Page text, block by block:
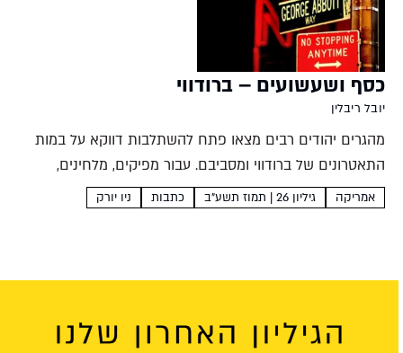
כסף ושעשועים – ברודווי
יובל ריבלין
מהגרים יהודים רבים מצאו פתח להשתלבות דווקא על במות
התאטרונים של ברודווי ומסביבם. עבור מפיקים, מלחינים,
כותבים ואמנים קרשי הבמה היו קרשי קפיצה להתקבלות
אמריקה גיליון 26 | תמוז תשע"ב כתבות ניו יורק